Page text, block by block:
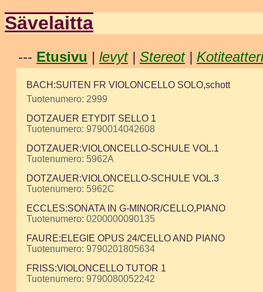
Sävelaitta
--- Etusivu | levyt| Stereot| Kotiteatteri
BACH:SUITEN FR VIOLONCELLO SOLO,schott
Tuotenumero: 2999
DOTZAUER ETYDIT SELLO 1
Tuotenumero: 9790014042608
DOTZAUER:VIOLONCELLO-SCHULE VOL.1
Tuotenumero: 5962A
DOTZAUER:VIOLONCELLO-SCHULE VOL.3
Tuotenumero: 5962C
ECCLES:SONATA IN G-MINOR/CELLO,PIANO
Tuotenumero: 0200000090135
FAURE:ELEGIE OPUS 24/CELLO AND PIANO
Tuotenumero: 9790201805634
FRISS:VIOLONCELLO TUTOR 1
Tuotenumero: 9790080052242